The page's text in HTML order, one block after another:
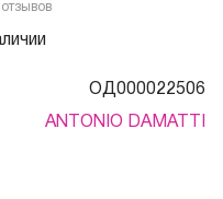
отзывов
ОД000022506
ANTONIO DAMATTI